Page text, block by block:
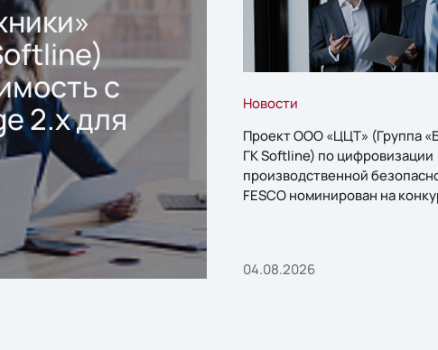
с
2.x для
Новости
Проект ООО «ЦЦТ» (Группа
ГК Softline) по цифровизации
производственной
FESCO номинирован на
04.08.2026